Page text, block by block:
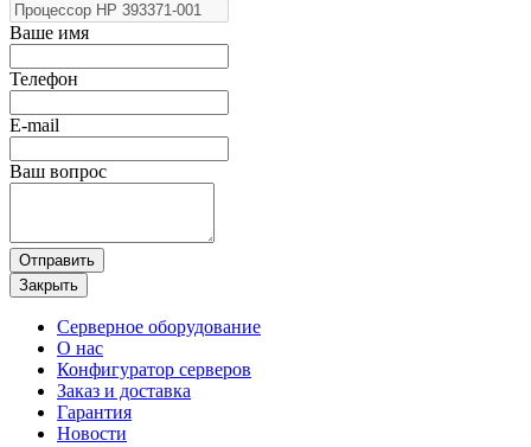
Ваше имя
Телефон
E-mail
Ваш вопрос
Отправить
Закрыть
Серверное оборудование
О нас
Конфигуратор серверов
Заказ и доставка
Гарантия
Новости